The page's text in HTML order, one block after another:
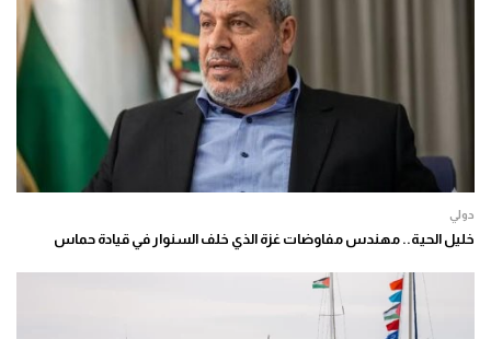
دولي
خليل الحية.. مهندس مفاوضات غزة الذي خلف السنوار في قيادة حماس